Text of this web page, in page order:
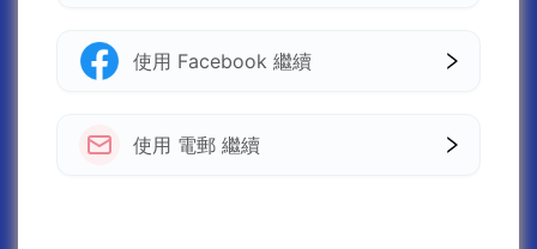
使用 Facebook 繼續
使用 電郵 繼續